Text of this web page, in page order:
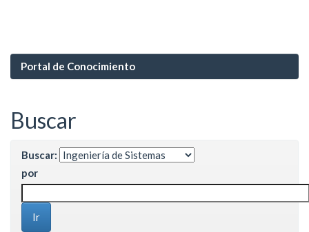
Portal de Conocimiento
Buscar
Buscar:
por